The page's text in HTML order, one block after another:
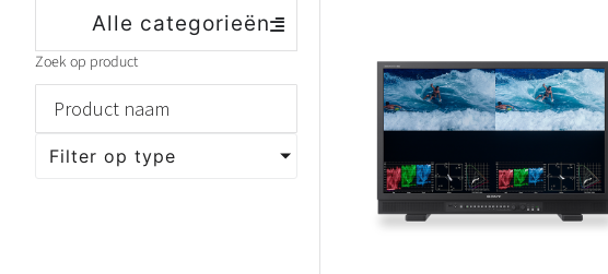
Alle categorieën
Zoek op product
Filter op type